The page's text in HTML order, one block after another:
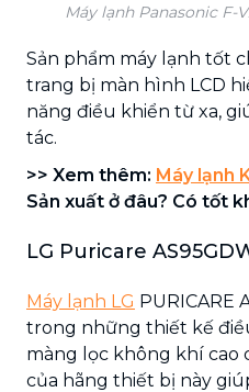
Máy lạnh Panasonic F-
Sản phẩm máy lạnh tốt
trang bị màn hình LCD
năng điều khiển từ xa,
tác.
>> Xem thêm: Máy lạnh
Sản xuất ở đâu? Có tốt
LG Puricare
Máy lạnh LG PURICARE
trong những thiết kế
màng lọc không khí cao
của hãng thiết bị này